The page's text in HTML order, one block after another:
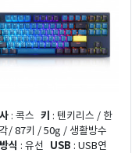
: 콕스 키 : 텐키리스 / 한
/ 87키 / 50g / 생활방수
식 : 유선 USB : USB연